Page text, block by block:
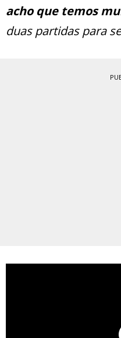
acho que temos
duas partidas para